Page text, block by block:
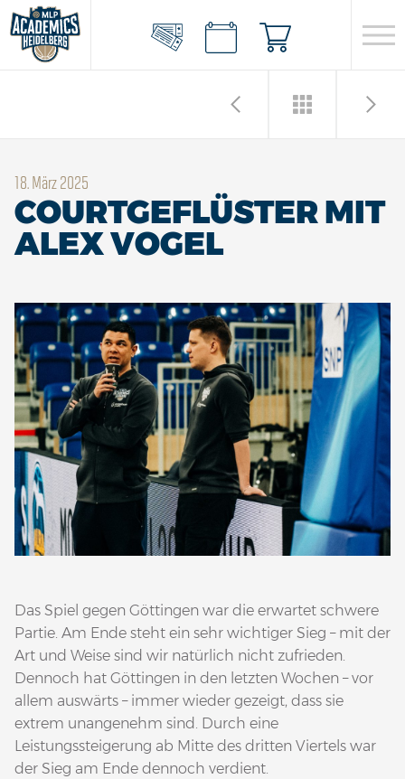
18. März 2025
COURTGEFLÜSTER MIT
ALEX VOGEL
Das Spiel gegen Göttingen war die erwartet schwere
Partie. Am Ende steht ein sehr wichtiger Sieg – mit der
Art und Weise sind wir natürlich nicht zufrieden.
Dennoch hat Göttingen in den letzten Wochen – vor
allem auswärts – immer wieder gezeigt, dass sie
extrem unangenehm sind. Durch eine
Leistungssteigerung ab Mitte des dritten Viertels war
der Sieg am Ende dennoch verdient.